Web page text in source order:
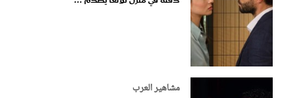
مشاهير العرب